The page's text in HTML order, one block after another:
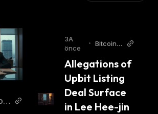
3A
önce
• Bitcoin
Allegations of
Upbit Listing
Deal Surface
in Lee Hee-jin